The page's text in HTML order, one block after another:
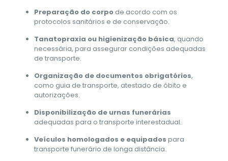
Preparação do corpode acordo com os
protocolos sanitários e de conservação.
Tanatopraxia ou higienização básica, quando
necessária, para assegurar condições adequadas
de transporte.
Organização de documentos obrigatórios,
como guia de transporte, atestado de óbito e
autorizações.
Disponibilização de urnas funerárias
adequadas para o transporte interestadual.
Veículos homologados e equipados para
transporte funerário de longa distância.